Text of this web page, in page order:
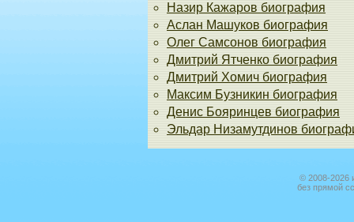
Назир Кажаров биография
Аслан Машуков биография
Олег Самсонов биография
Дмитрий Ятченко биография
Дмитрий Хомич биография
Максим Бузникин биография
Денис Бояринцев биография
Эльдар Низамутдинов
© 2008-2026
без прямой